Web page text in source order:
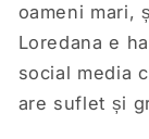
oameni mari,
Loredana e
social media
are suflet și